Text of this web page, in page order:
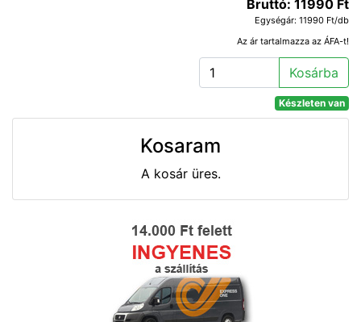
Bruttó: 11990 Ft
Egységár: 11990 Ft/db
Az ár tartalmazza az ÁFA-t!
Kosárba
Készleten van
Kosaram
A kosár üres.